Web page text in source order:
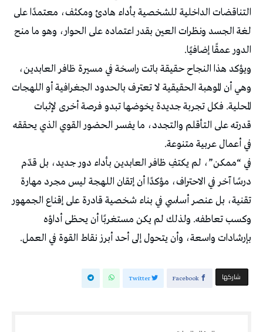
التناقضات الداخلية للشخصية بأداء هادئ ومكثف، معتمدًا على
لغة الجسد ونظرات العين بقدر اعتماده على الحوار، وهو ما منح
الدور عمقًا إضافيًا.
ويؤكد هذا النجاح حقيقة باتت راسخة في مسيرة ظافر العابدين،
وهي أن الموهبة الحقيقية لا تعترف بالحدود الجغرافية أو اللهجات
المحلية. فكل تجربة جديدة يخوضها تبدو فرصة أخرى لإثبات
قدرته على التأقلم والتجدد، ما يفسر الحضور القوي الذي يحققه
في أعمال عربية متنوعة.
في “ممكن”، لم يكتفِ ظافر العابدين بأداء دور جديد، بل قدّم
درسًا آخر في الاحتراف، مؤكدًا أن إتقان اللهجة ليس مجرد مهارة
تقنية، بل عنصر أساسي في بناء شخصية قادرة على إقناع الجمهور
وكسب تعاطفه. ولذلك لم يكن مستغربًا أن يحظى أداؤه
بإرشادات واسعة، وأن يتحول إلى أحد أبرز نقاط القوة في العمل.
‫‫ شاركها‬ Facebook
Twitter